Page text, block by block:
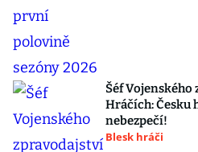
Šéf
Hráčích: Česku
nebezpečí!
Blesk hráči